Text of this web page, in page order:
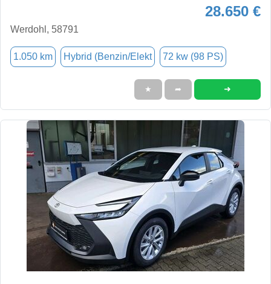
28.650 €
Werdohl, 58791
1.050 km Hybrid (Benzin/Elekt 72 kw (98 PS)
★ ➦ ➜